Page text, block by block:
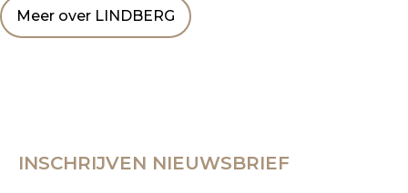
Meer over LINDBERG
INSCHRIJVEN NIEUWSBRIEF